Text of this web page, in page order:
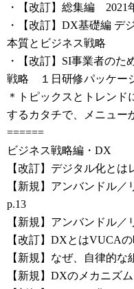
・【改訂】総集編 2021
・【改訂】DX基礎編 デ
本質とビジネス戦略
・【改訂】SI事業者のた
戦略 １日研修パッケー
＊トピックスとトレン
するカタチで、メニュー
======
ビジネス戦略編・DX
【改訂】デジタル化と
【新規】アンバンドル
p.13
【新規】アンバンドル
【改訂】DXとはVUCA
【新規】なぜ、自律的
【新規】DXのメカニズ